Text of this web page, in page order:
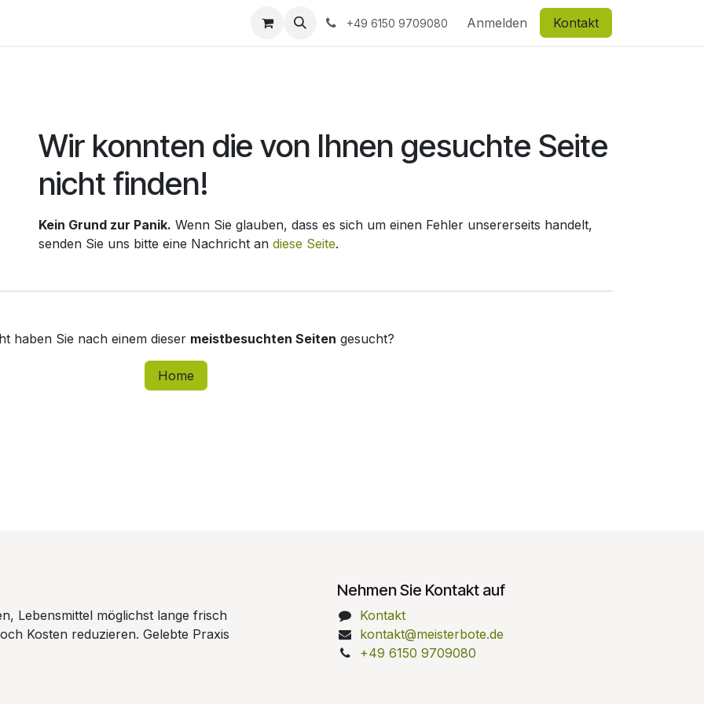
+49 6150 9709080 Anmelden Kontakt
Fehler 404
Wir konnten die von Ihnen gesuchte Seite
nicht finden!
Kein Grund zur Panik. Wenn Sie glauben, dass es sich um einen Fehler unsererseits handelt,
senden Sie uns bitte eine Nachricht an diese Seite.
haben Sie nach einem dieser meistbesuchten Seiten gesucht?
Home
Lebensmittel möglichst lange frisch
Kosten reduzieren. Gelebte Praxis
Nehmen Sie Kontakt auf
Kontakt
kontakt@meisterbote.de
+49 6150 9709080